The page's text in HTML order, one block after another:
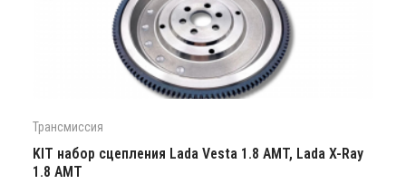
Трансмиссия
KIT набор сцепления Lada Vesta 1.8 AMT, Lada X-Ray
1.8 АМТ